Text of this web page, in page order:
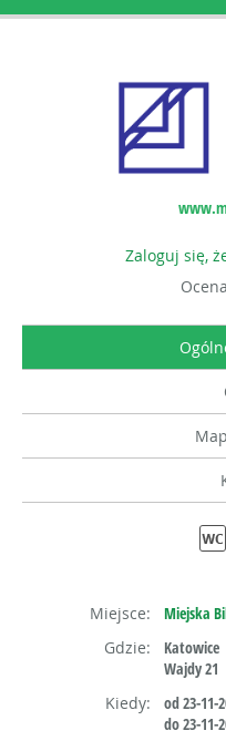
Zaloguj się,
Miejsce:
Miejska
Gdzie:
Katowice
Wajdy 21
Kiedy:
od 23-11-
do 23-11-